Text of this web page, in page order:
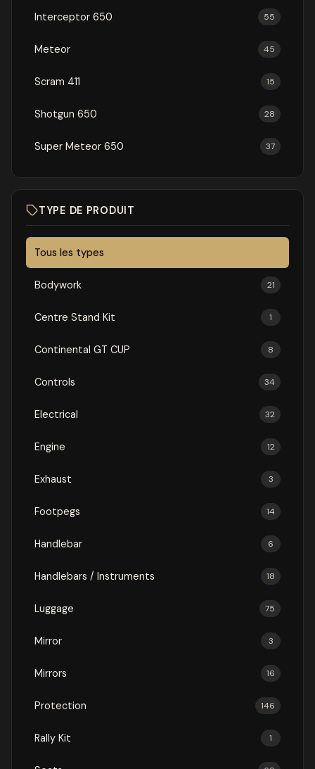
Interceptor 650 55
Meteor 45
Scram 411 15
Shotgun 650 28
Super Meteor 650 37
TYPE DE PRODUIT
Tous les types
Bodywork 21
Centre Stand Kit 1
Continental GT CUP 8
Controls 34
Electrical 32
Engine 12
Exhaust 3
Footpegs 14
Handlebar 6
Handlebars / Instruments 18
Luggage 75
Mirror 3
Mirrors 16
Protection 146
Rally Kit 1